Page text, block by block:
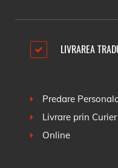
LIVRAREA
Predare
Livrare prin Curier
Online